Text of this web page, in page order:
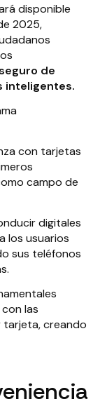
disponible
2025,
de
inteligentes.
con tarjetas
campo de
digitales
los usuarios
sus teléfonos
las
tarjeta, creando